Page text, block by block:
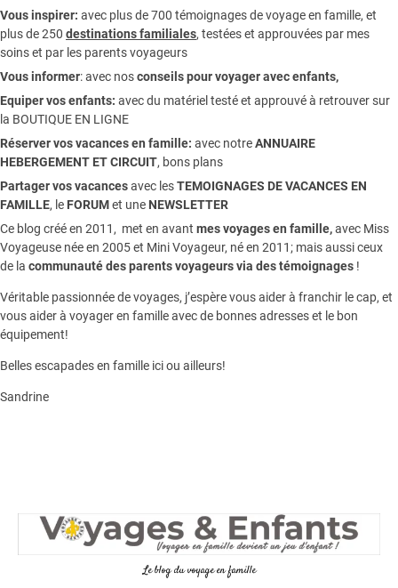
Vous inspirer: avec plus de 700 témoignages devoyage en famille, et
plus de 250 destinations familiales, testées et approuvées par mes
soins et par les parents voyageurs
Vous informer:avec nosconseils pour voyager avec enfants,
Equiper vos enfants: avec du matériel testé et approuvé à retrouver sur
la BOUTIQUE EN LIGNE
Réserver vos vacances en famille: avec notreANNUAIRE
HEBERGEMENT ET CIRCUIT, bons plans
Partager vos vacancesavec lesTEMOIGNAGES DE VACANCES EN
FAMILLE, le FORUMet une NEWSLETTER
Ce blog créé en 2011, met en avant mes voyages en famille,avec Miss
Voyageuse née en 2005 et Mini Voyageur, né en 2011; mais aussi ceux
de la communauté des parents voyageurs via des témoignages !
Véritable passionnée de voyages, j’espère vous aider à franchir le cap, et
vous aider à voyager en famille avec de bonnes adresses et le bon
équipement!
Belles escapades en famille ici ou ailleurs!
Sandrine
Le blog du voyage en famille